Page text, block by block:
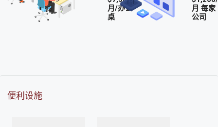
月/办公
桌
月 每家
公司
便利设施